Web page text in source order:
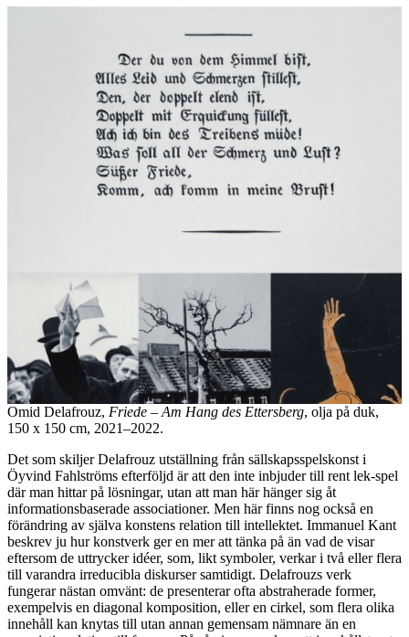
Omid Delafrouz, Friede – Am Hang des Ettersberg, olja på duk,
150 x 150 cm, 2021–2022.
Det som skiljer Delafrouz utställning från sällskapsspelskonst i
Öyvind Fahlströms efterföljd är att den inte inbjuder till rent lek-spel
där man hittar på lösningar, utan att man här hänger sig åt
informationsbaserade associationer. Men här finns nog också en
förändring av själva konstens relation till intellektet. Immanuel Kant
beskrev ju hur konstverk ger en mer att tänka på än vad de visar
eftersom de uttrycker idéer, som, likt symboler, verkar i två eller flera
till varandra irreducibla diskurser samtidigt. Delafrouzs verk
fungerar nästan omvänt: de presenterar ofta abstraherade former,
exempelvis en diagonal komposition, eller en cirkel, som flera olika
innehåll kan knytas till utan annan gemensam nämnare än en